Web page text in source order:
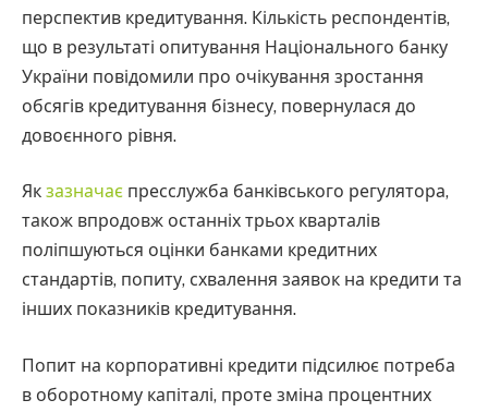
перспектив кредитування. Кількість респондентів,
що в результаті опитування Національного банку
України повідомили про очікування зростання
обсягів кредитування бізнесу, повернулася до
довоєнного рівня.
Як зазначає пресслужба банківського регулятора,
також впродовж останніх трьох кварталів
поліпшуються оцінки банками кредитних
стандартів, попиту, схвалення заявок на кредити та
інших показників кредитування.
Попит на корпоративні кредити підсилює потреба
в оборотному капіталі, проте зміна процентних